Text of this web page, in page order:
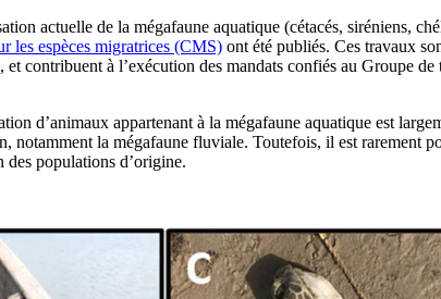
actuelle de la mégafaune aquatique (cétacés, siréniens,
les espèces migratrices (CMS) ont été publiés. Ces travaux
contribuent à l’exécution des mandats confiés au Groupe de
d’animaux appartenant à la mégafaune aquatique est
notamment la mégafaune fluviale. Toutefois, il est rarement
des populations d’origine.